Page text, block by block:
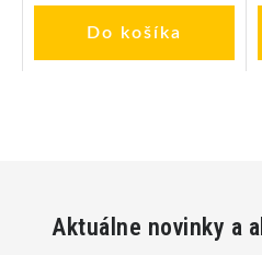
Do košíka
Aktuálne novinky a